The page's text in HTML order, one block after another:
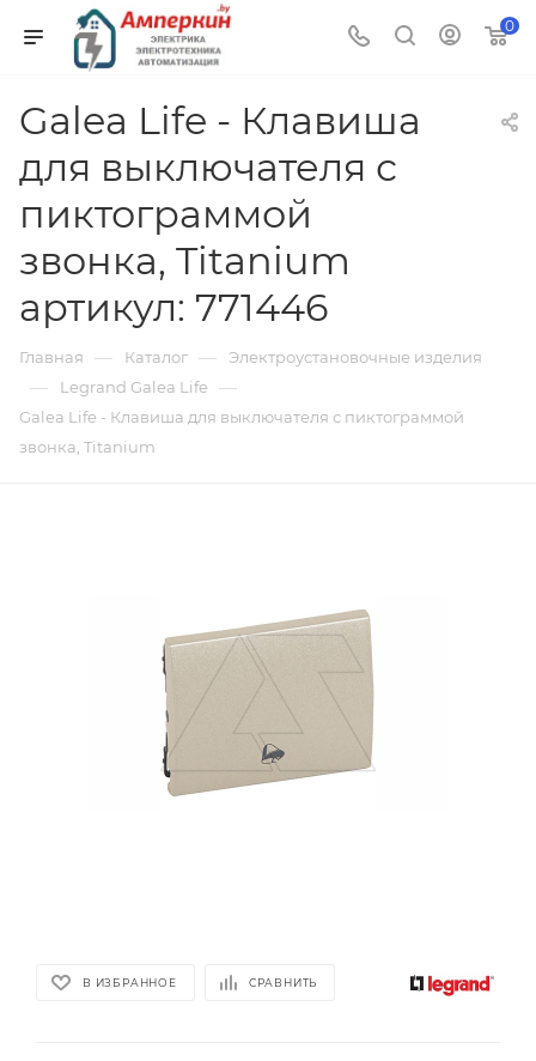
0
Galea Life - Клавиша
для выключателя с
пиктограммой
звонка, Titanium
артикул: 771446
Главная — Каталог — Электроустановочные изделия
— Legrand Galea Life —
Galea Life - Клавиша для выключателя с пиктограммой
звонка, Titanium
В ИЗБРАННОЕ СРАВНИТЬ